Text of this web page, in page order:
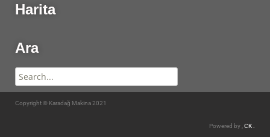
Harita
Ara
Copyright © Karadağ Makina 2021
Powered by , CK .